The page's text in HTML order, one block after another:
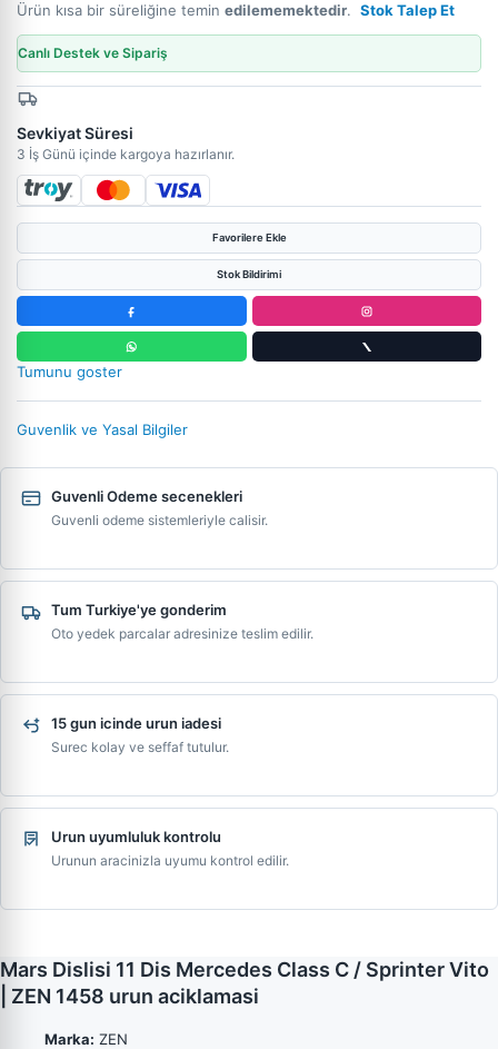
Ürün kısa bir süreliğine temin edilememektedir. Stok Talep Et
Canlı Destek ve Sipariş
Sevkiyat Süresi
3 İş Günü içinde kargoya hazırlanır.
Favorilere Ekle
Stok Bildirimi
Tumunu goster
Guvenlik ve Yasal Bilgiler
Guvenli Odeme secenekleri
Guvenli odeme sistemleriyle calisir.
Tum Turkiye'ye gonderim
Oto yedek parcalar adresinize teslim edilir.
15 gun icinde urun iadesi
Surec kolay ve seffaf tutulur.
Urun uyumluluk kontrolu
Urunun aracinizla uyumu kontrol edilir.
Mars Dislisi 11 Dis Mercedes Class C / Sprinter Vito
| ZEN 1458 urun aciklamasi
Marka: ZEN